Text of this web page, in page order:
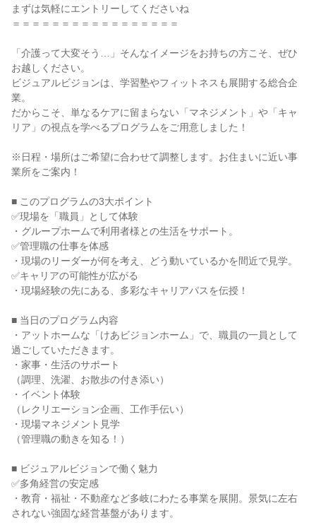
まずは気軽にエントリーしてくださいね
＝＝＝＝＝＝＝＝＝＝＝＝＝＝＝＝＝
「介護って大変そう…」そんなイメージをお持ちの方こそ、ぜひ
お越しください。
ビジュアルビジョンは、学習塾やフィットネスも展開する総合企
業。
だからこそ、単なるケアに留まらない「マネジメント」や「キャ
リア」の視点を学べるプログラムをご用意しました！
※日程・場所はご希望に合わせて調整します。お住まいに近い事
業所をご案内！
■ このプログラムの3大ポイント
✅現場を「職員」として体験
・グループホームで利用者様との生活をサポート。
✅管理職の仕事を体感
・現場のリーダーが何を考え、どう動いているかを間近で見学。
✅キャリアの可能性が広がる
・現場経験の先にある、多彩なキャリアパスを伝授！
■ 当日のプログラム内容
・アットホームな「けあビジョンホーム」で、職員の一員として
過ごしていただきます。
・家事・生活のサポート
（調理、洗濯、お散歩の付き添い）
・イベント体験
（レクリエーション企画、工作手伝い）
・現場マネジメント見学
（管理職の動きを知る！）
■ ビジュアルビジョンで働く魅力
✅多角経営の安定感
・教育・福祉・不動産など多岐にわたる事業を展開。景気に左右
されない強固な経営基盤があります。